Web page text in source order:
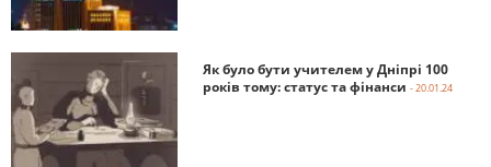
Як було бути учителем у Дніпрі 100
років тому: статус та фінанси - 20.01.24